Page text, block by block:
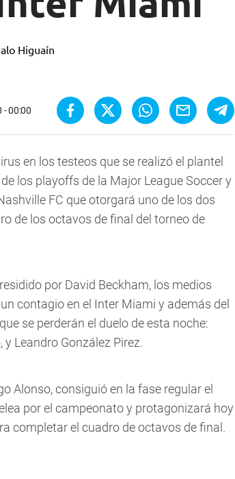
- 00:00
en los testeos que se realizó el plantel
los playoffs de la Major League Soccer y
FC que otorgará uno de los dos
de los octavos de final del torneo de
por David Beckham, los medios
contagio en el Inter Miami y además del
se perderán el duelo de esta noche:
Leandro González Pirez.
Alonso, consiguió en la fase regular el
por el campeonato y protagonizará hoy
completar el cuadro de octavos de final.